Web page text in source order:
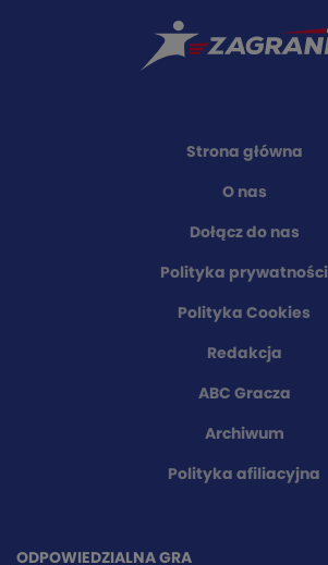
Strona główna
O nas
Dołącz do nas
Polityka prywatności
Polityka Cookies
Redakcja
ABC Gracza
Archiwum
Polityka afiliacyjna
ODPOWIEDZIALNA GRA